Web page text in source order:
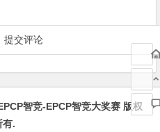
智竞-EPCP智竞大奖赛版权
有.